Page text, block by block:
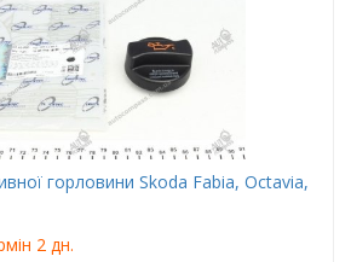
горловини Skoda Fabia, Octavia,
2 дн.